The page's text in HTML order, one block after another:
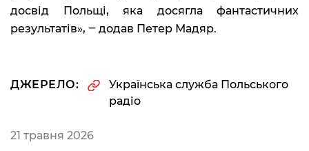
досвід Польщі, яка досягла фантастичних
результатів», ‒ додав Петер Мадяр.
ДЖЕРЕЛО:
Українська служба Польського
радіо
21 травня 2026